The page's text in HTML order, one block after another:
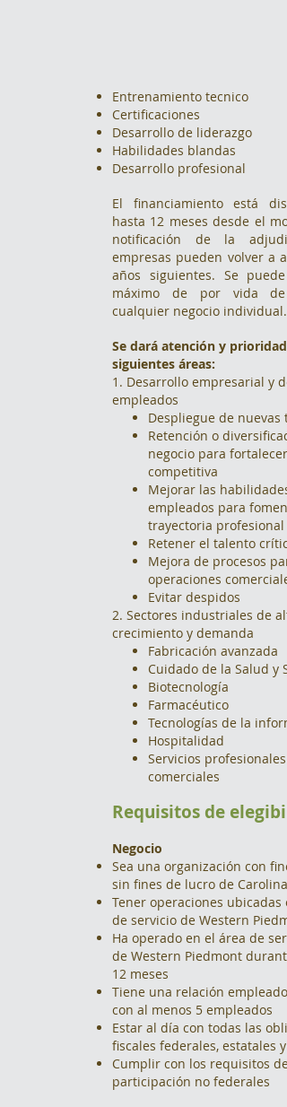
Entrenamiento tecnico
Certificaciones
Desarrollo de liderazgo
Habilidades blandas
Desarrollo profesional
El financiamiento está
hasta 12 meses desde el
notificación de la
empresas pueden volver a
años siguientes. Se
máximo de por vida de
cualquier negocio individual.
Se dará atención y prioridad
siguientes áreas:
1. Desarrollo empresarial y
empleados
Despliegue de nuevas
Retención o
negocio para fortalecer
competitiva
Mejorar las habilidades
empleados para
trayectoria profesional
Retener el talento crítico
Mejora de procesos
operaciones
Evitar despidos
2. Sectores industriales de
crecimiento y demanda
Fabricación avanzada
Cuidado de la Salud y
Biotecnología
Farmacéutico
Tecnologías de la
Hospitalidad
Servicios profesionales
comerciales
Requisitos de
Negocio
Sea una organización con
sin fines de lucro de Carolina
Tener operaciones ubicadas
de servicio de Western
Ha operado en el área de
de Western Piedmont
12 meses
Tiene una relación
con al menos 5 empleados
Estar al día con todas las
fiscales federales, estatales y
Cumplir con los requisitos de
participación no federales